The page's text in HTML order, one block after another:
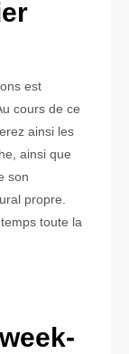
est
cours de ce
ainsi les
ainsi que
son
propre.
toute la